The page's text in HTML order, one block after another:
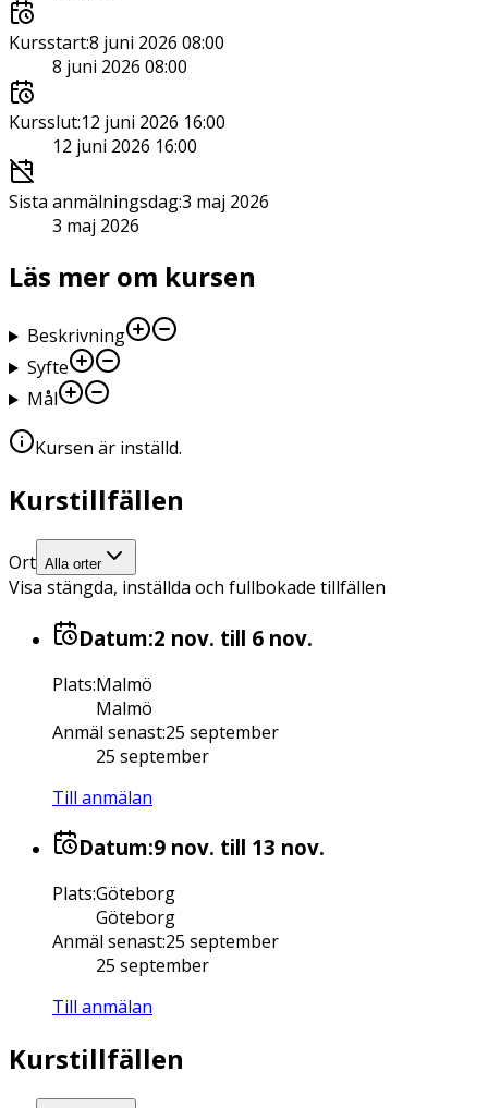
Kursstart:8 juni 2026 08:00
8 juni 2026 08:00
Kursslut:12 juni 2026 16:00
12 juni 2026 16:00
Sista anmälningsdag:3 maj 2026
3 maj 2026
Läs mer om kursen
Beskrivning
Syfte
Mål
Kursen är inställd.
Kurstillfällen
Ort Alla orter
Visa stängda, inställda och fullbokade tillfällen
Datum:2 nov. till 6 nov.
Plats:Malmö
Malmö
Anmäl senast:25 september
25 september
Till anmälan
Datum:9 nov. till 13 nov.
Plats:Göteborg
Göteborg
Anmäl senast:25 september
25 september
Till anmälan
Kurstillfällen